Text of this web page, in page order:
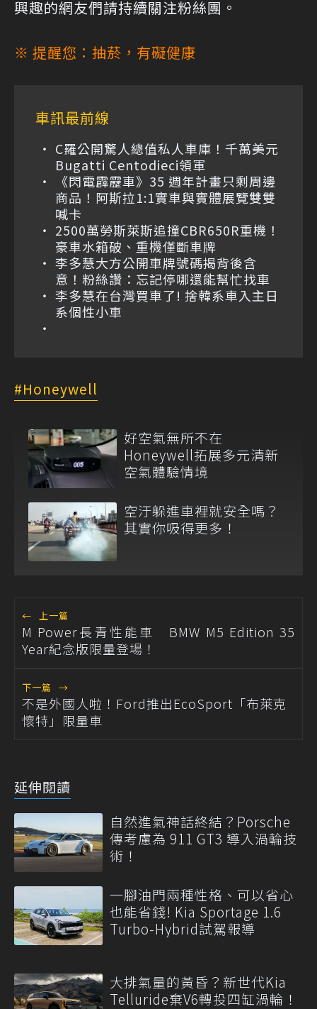
興趣的網友們請持續關注粉絲團。
※ 提醒您：抽菸，有礙健康
車訊最前線
C羅公開驚人總值私人車庫！千萬美元
Bugatti Centodieci領軍
《閃電霹靂車》35 週年計畫只剩周邊
商品！阿斯拉1:1實車與實體展覽雙雙
喊卡
2500萬勞斯萊斯追撞CBR650R重機！
豪車水箱破、重機僅斷車牌
李多慧大方公開車牌號碼揭背後含
意！粉絲讚：忘記停哪還能幫忙找車
李多慧在台灣買車了! 捨韓系車入主日
系個性小車
Honeywell
好空氣無所不在
Honeywell拓展多元清新
空氣體驗情境
空汙躲進車裡就安全嗎？
其實你吸得更多！
← 上一篇
M Power長青性能車 BMW M5 Edition 35
Year紀念版限量登場！
下一篇 →
不是外國人啦！Ford推出EcoSport「布萊克
懷特」限量車
延伸閱讀
自然進氣神話終結？Porsche
傳考慮為 911 GT3 導入渦輪技
術！
一腳油門兩種性格、可以省心
也能省錢! Kia Sportage 1.6
Turbo-Hybrid試駕報導
大排氣量的黃昏？新世代Kia
Telluride棄V6轉投四缸渦輪！